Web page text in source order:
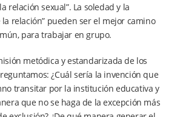
relación sexual”. La soledad y la
relación” pueden ser el mejor camino
para trabajar en grupo.
metódica y estandarizada de los
¿Cuál sería la invención que
transitar por la institución educativa y
que no se haga de la excepción más